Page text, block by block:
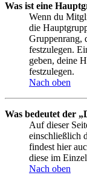
Was ist eine
Wenn du
die
Gruppenrang,
festzulegen.
geben, deine
festzulegen.
Nach oben
Was bedeutet der
Auf dieser
einschließlich
findest hier
diese im
Nach oben